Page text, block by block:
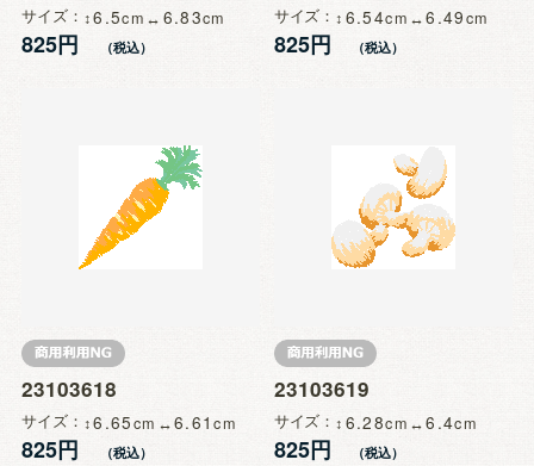
サイズ 6.5 6.83
825円
サイズ 6.54 6.49
825円
23103618
サイズ 6.65 6.61
825円
23103619
サイズ 6.28 6.4
825円